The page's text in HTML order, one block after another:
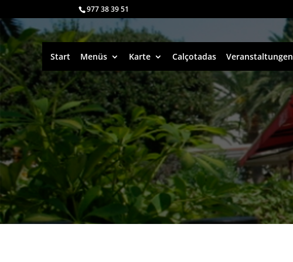
977 38 39 51
Start Menüs Karte Calçotadas Veranstaltungen